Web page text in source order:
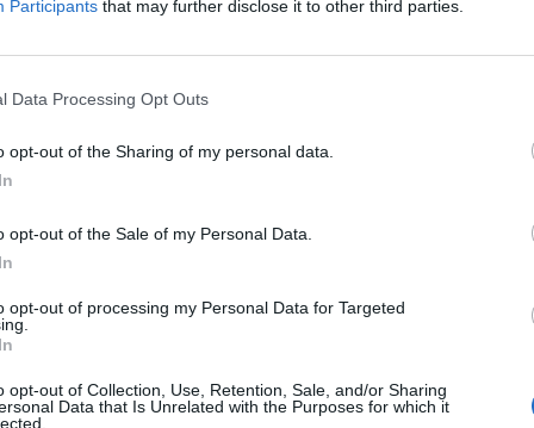
Participants that may further disclose it to other third parties.
Data Processing Opt Outs
opt-out of the Sharing of my personal data.
opt-out of the Sale of my Personal Data.
opt-out of processing my Personal Data for Targeted
opt-out of Collection, Use, Retention, Sale, and/or Sharing
Data that Is Unrelated with the Purposes for which it
e profissionais admitem melhorias, mas
ainda é um processo moroso.
estão previstas, com um prazo estimado de
adjudicação, apontando-se a conclusão para o
mantém-se a preocupação em torno de um
antecipadamente denunciado e que continua a
um dos principais equipamentos de saúde da